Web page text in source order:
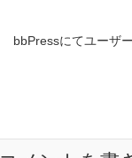
bbPressにてユーザ